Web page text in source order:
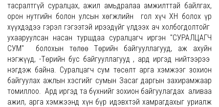
тасралтгүй суралцах, ажил амьдралаа амжилттай байлгах,
орон нутгийн болон улсын хөгжлийн гол хүч ХҮН болох үр
хүүхдэдээ гэрэл гэгээтэй ирээдүйг үлдээх ач холбогдолтойг
ухааруулсан насан туршдаа суралцагч иргэн "СУРАЛЦАГЧ
СУМ" болохын төлөө Төрийн байгууллагууд, аж ахуйн
нэгжүүд, -Төрийн бус байгууллагууд , ард иргэд нийтээрээ
нэгдэж байна. Суралцагч сум төсөлт арга хэмжээг зохион
байгуулах ажлын хэсгийг сумын Засаг даргын захирамжаар
томиллоо. Ард иргэд та бүхнийг зохион байгуулагдах аливаа
ажил, арга хэмжээнд хүн бүр идэвхтэй хамрагдахыг уриалж